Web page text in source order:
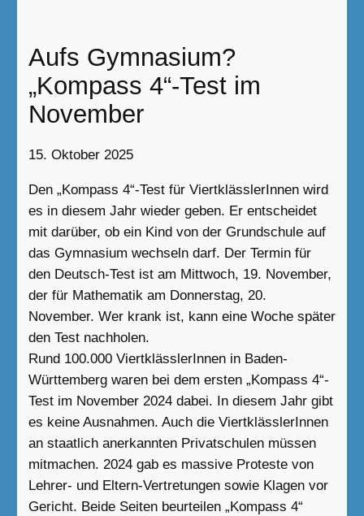
Aufs Gymnasium?
„Kompass 4“-Test im
November
15. Oktober 2025
Den „Kompass 4“-Test für ViertklässlerInnen wird
es in diesem Jahr wieder geben. Er entscheidet
mit darüber, ob ein Kind von der Grundschule auf
das Gymnasium wechseln darf. Der Termin für
den Deutsch-Test ist am Mittwoch, 19. November,
der für Mathematik am Donnerstag, 20.
November. Wer krank ist, kann eine Woche später
den Test nachholen.
Rund 100.000 ViertklässlerInnen in Baden-
Württemberg waren bei dem ersten „Kompass 4“-
Test im November 2024 dabei. In diesem Jahr gibt
es keine Ausnahmen. Auch die ViertklässlerInnen
an staatlich anerkannten Privatschulen müssen
mitmachen. 2024 gab es massive Proteste von
Lehrer- und Eltern-Vertretungen sowie Klagen vor
Gericht. Beide Seiten beurteilen „Kompass 4“